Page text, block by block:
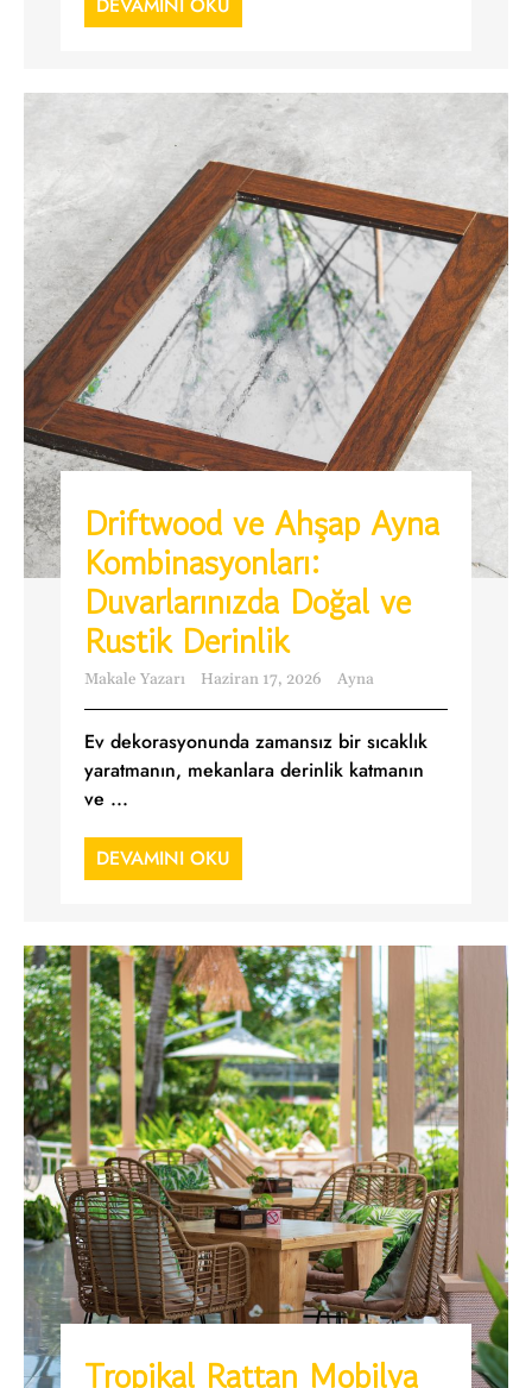
DEVAMINI OKU
Driftwood ve Ahşap Ayna
Kombinasyonları:
Duvarlarınızda Doğal ve
Rustik Derinlik
Makale Yazarı Haziran 17, 2026 Ayna
Ev dekorasyonunda zamansız bir sıcaklık
yaratmanın, mekanlara derinlik katmanın
ve ...
DEVAMINI OKU
Tropikal Rattan Mobilya